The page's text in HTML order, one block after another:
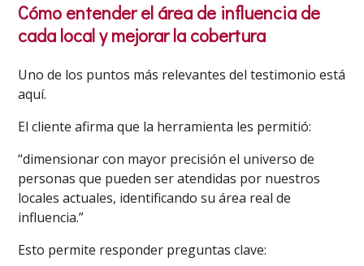
Cómo entender el área de influencia de
cada local y mejorar la cobertura
Uno de los puntos más relevantes del testimonio está
aquí.
El cliente afirma que la herramienta les permitió:
“dimensionar con mayor precisión el universo de
personas que pueden ser atendidas por nuestros
locales actuales, identificando su área real de
influencia.”
Esto permite responder preguntas clave: